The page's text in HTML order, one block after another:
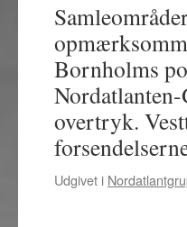
Bornholms
overtryk.
Udgivet i